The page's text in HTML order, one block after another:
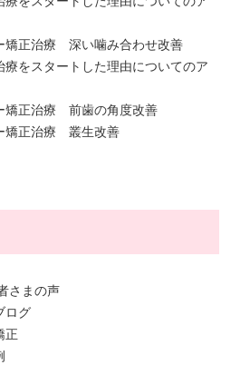
矯正治療 深い噛み合わせ改善
療をスタートした理由についてのア
矯正治療 前歯の角度改善
矯正治療 叢生改善
さまの声
ログ
正